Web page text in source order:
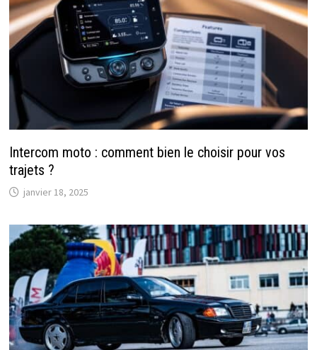
Intercom moto : comment bien le choisir pour vos
trajets ?
janvier 18, 2025